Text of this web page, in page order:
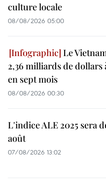
culture locale
08/08/2026 05:00
Le
2,36 milliards de dollars
en sept mois
08/08/2026 00:30
L'indice ALE 2025 sera
août
07/08/2026 13:02